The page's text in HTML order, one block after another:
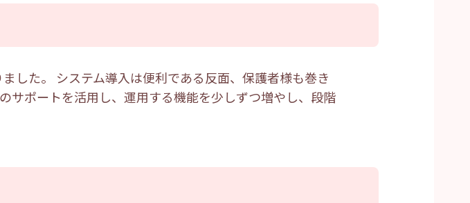
した。 システム導入は便利である反面、保護者様も巻き
サポートを活用し、運用する機能を少しずつ増やし、段階